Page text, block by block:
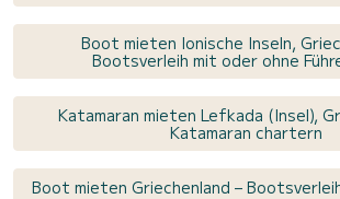
Boot mieten Ionische Inseln,
Bootsverleih mit oder ohne
Katamaran mieten Lefkada (Insel),
Katamaran chartern
Boot mieten Griechenland –